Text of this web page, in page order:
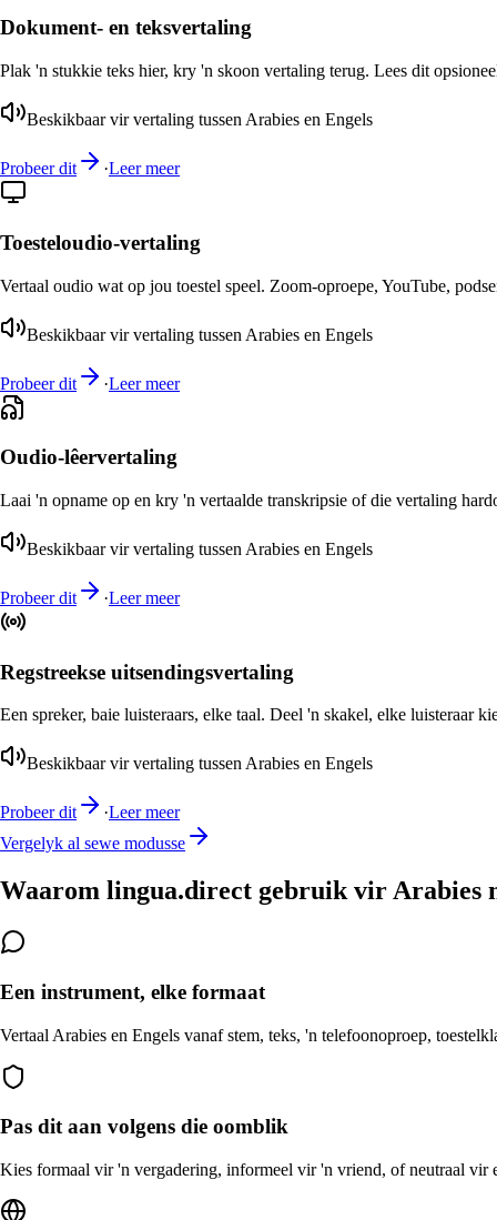
Dokument- en teksvertaling
Plak 'n stukkie teks hier, kry 'n skoon vertaling terug. Lees dit
Beskikbaar vir vertaling tussen Arabies en Engels
Probeer dit ·Leer meer
Toesteloudio-vertaling
Vertaal oudio wat op jou toestel speel. Zoom-oproepe, YouTube,
Beskikbaar vir vertaling tussen Arabies en Engels
Probeer dit ·Leer meer
Oudio-lêervertaling
Laai 'n opname op en kry 'n vertaalde transkripsie of die vertaling
Beskikbaar vir vertaling tussen Arabies en Engels
Probeer dit ·Leer meer
Regstreekse uitsendingsvertaling
Een spreker, baie luisteraars, elke taal. Deel 'n skakel, elke luisteraar
Beskikbaar vir vertaling tussen Arabies en Engels
Probeer dit ·Leer meer
Vergelyk al sewe modusse
Waarom lingua.direct gebruik vir Arabies
Een instrument, elke formaat
Vertaal Arabies en Engels vanaf stem, teks, 'n telefoonoproep,
Pas dit aan volgens die oomblik
Kies formaal vir 'n vergadering, informeel vir 'n vriend, of neutraal vir